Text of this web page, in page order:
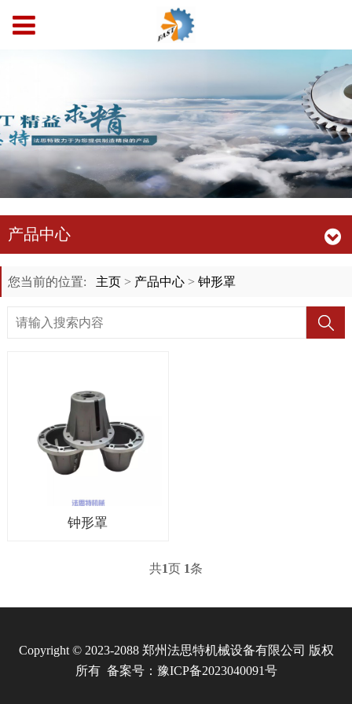
产品中心
您当前的位置: 主页> 产品中心> 钟形罩
钟形罩
共1页 1条
Copyright © 2023-2088 郑州法思特机械设备有限公司 版权
所有 备案号： 豫ICP备2023040091号